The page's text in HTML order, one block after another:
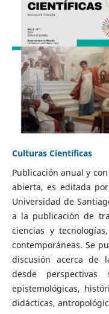
Culturas Científicas
Publicación anual y
abierta, es editada
Universidad de
a la publicación de
ciencias y
contemporáneas. Se
discusión acerca de
desde perspectivas
epistemológicas,
didácticas,